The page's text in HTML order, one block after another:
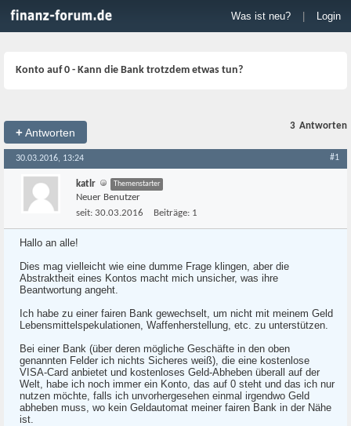
Was ist neu? Login
Konto auf 0 - Kann die Bank trotzdem etwas tun?
+Antworten
3 Antworten
30.03.2016, 13:24 #1
katlr Themenstarter
Neuer Benutzer
seit: 30.03.2016 Beiträge: 1
Hallo an alle!
Dies mag vielleicht wie eine dumme Frage klingen, aber die
Abstraktheit eines Kontos macht mich unsicher, was ihre
Beantwortung angeht.
Ich habe zu einer fairen Bank gewechselt, um nicht mit meinem Geld
Lebensmittelspekulationen, Waffenherstellung, etc. zu unterstützen.
Bei einer Bank (über deren mögliche Geschäfte in den oben
genannten Felder ich nichts Sicheres weiß), die eine kostenlose
VISA-Card anbietet und kostenloses Geld-Abheben überall auf der
Welt, habe ich noch immer ein Konto, das auf 0 steht und das ich nur
nutzen möchte, falls ich unvorhergesehen einmal irgendwo Geld
abheben muss, wo kein Geldautomat meiner fairen Bank in der Nähe
ist.